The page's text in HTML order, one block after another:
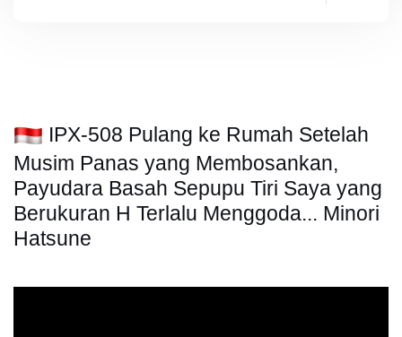
IPX-508 Pulang ke Rumah Setelah
Musim Panas yang Membosankan,
Payudara Basah Sepupu Tiri Saya yang
Berukuran H Terlalu Menggoda... Minori
Hatsune